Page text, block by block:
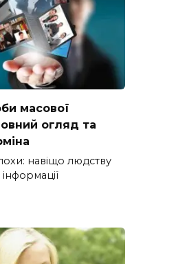
масової
огляд та
навіщо людству